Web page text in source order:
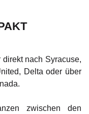
nach Syracuse,
Delta oder über
zwischen den